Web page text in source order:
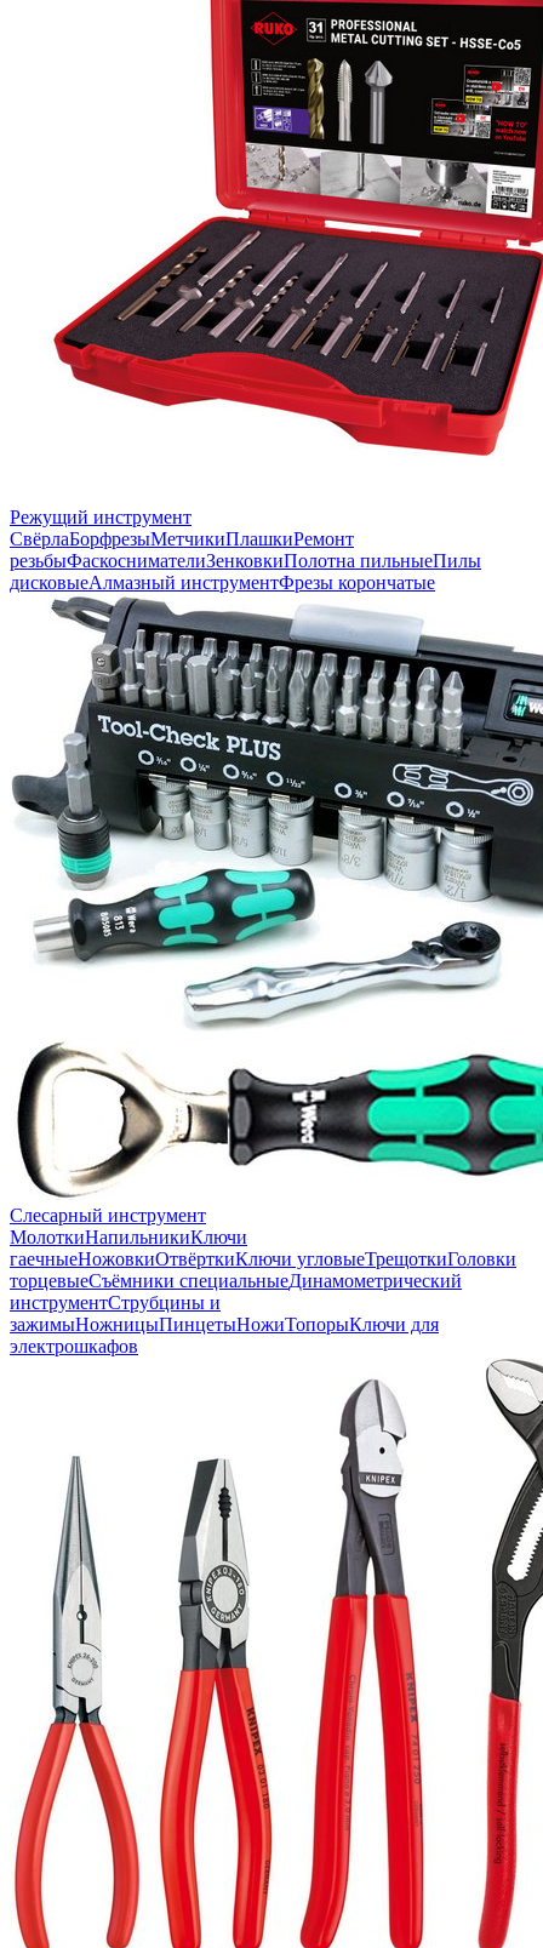
Режущий инструмент
СвёрлаБорфрезыМетчикиПлашкиРемонт
резьбыФаскоснимателиЗенковкиПолотна пильныеПилы
дисковыеАлмазный инструментФрезы корончатые
Слесарный инструмент
МолоткиНапильникиКлючи
гаечныеНожовкиОтвёрткиКлючи угловыеТрещоткиГоловки
торцевыеСъёмники специальныеДинамометрический
инструментСтрубцины и
зажимыНожницыПинцетыНожиТопорыКлючи для
электрошкафов